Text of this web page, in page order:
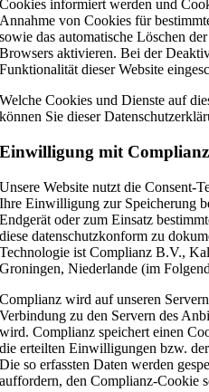
Cookies informiert werden und
Annahme von Cookies für
sowie das automatische Löschen
Browsers aktivieren. Bei der
Funktionalität dieser Website
Welche Cookies und Dienste auf
können Sie dieser
Einwilligung mit Complianz
Unsere Website nutzt die Consent-
Ihre Einwilligung zur Speicherung
Endgerät oder zum Einsatz
diese datenschutzkonform zu
Technologie ist Complianz B.V.,
Groningen, Niederlande (im
Complianz wird auf unseren
Verbindung zu den Servern des
wird. Complianz speichert einen
die erteilten Einwilligungen bzw.
Die so erfassten Daten werden
auffordern, den Complianz-Cookie